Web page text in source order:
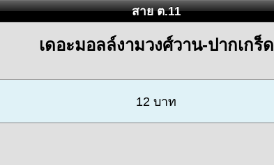
สาย ต.11
เดอะมอลล์งามวงศ์วาน-ปากเกร็ด
12 บาท